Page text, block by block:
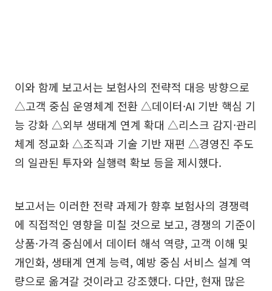
이와 함께 보고서는 보험사의 전략적 대응 방향으로
△고객 중심 운영체계 전환 △데이터·AI 기반 핵심 기
능 강화 △외부 생태계 연계 확대 △리스크 감지·관리
체계 정교화 △조직과 기술 기반 재편 △경영진 주도
의 일관된 투자와 실행력 확보 등을 제시했다.
보고서는 이러한 전략 과제가 향후 보험사의 경쟁력
에 직접적인 영향을 미칠 것으로 보고, 경쟁의 기준이
상품·가격 중심에서 데이터 해석 역량, 고객 이해 및
개인화, 생태계 연계 능력, 예방 중심 서비스 설계 역
량으로 옮겨갈 것이라고 강조했다. 다만, 현재 많은